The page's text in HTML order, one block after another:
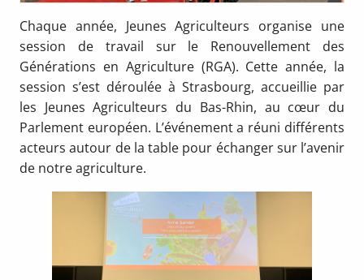
Chaque année, Jeunes Agriculteurs organise une
session de travail sur le Renouvellement des
Générations en Agriculture (RGA). Cette année, la
session s’est déroulée à Strasbourg, accueillie par
les Jeunes Agriculteurs du Bas-Rhin, au cœur du
Parlement européen. L’événement a réuni différents
acteurs autour de la table pour échanger sur l’avenir
de notre agriculture.